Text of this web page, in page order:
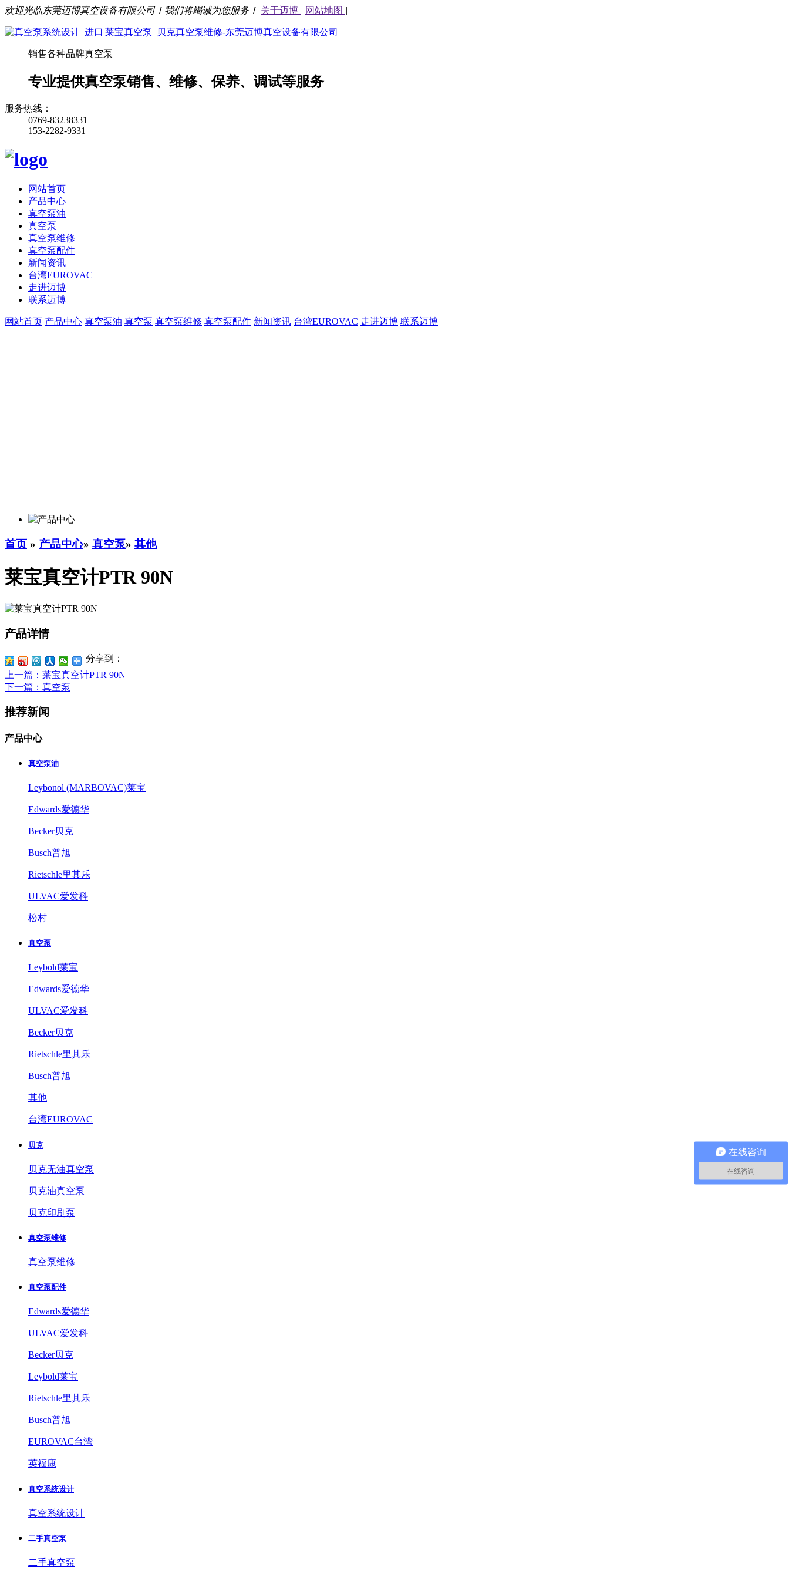
欢迎光临东莞迈博真空设备有限公司！我们将竭诚为您服务！ 关于迈博 | 网站地图 |
销售各种品牌真空泵
专业提供真空泵销售、维修、保养、调试等服务
服务热线：
0769-83238331
153-2282-9331
网站首页
产品中心
真空泵油
真空泵
真空泵维修
真空泵配件
新闻资讯
台湾EUROVAC
走进迈博
联系迈博
网站首页 产品中心 真空泵油 真空泵 真空泵维修 真空泵配件 新闻资讯 台湾EUROVAC 走进迈博 联系迈博
首页 » 产品中心» 真空泵» 其他
莱宝真空计PTR 90N
产品详情
分享到：
上一篇 ：莱宝真空计PTR 90N
下一篇 ：真空泵
推荐新闻
产品中心
真空泵油
Leybonol (MARBOVAC)莱宝
Edwards爱德华
Becker贝克
Busch普旭
Rietschle里其乐
ULVAC爱发科
松村
真空泵
Leybold莱宝
Edwards爱德华
ULVAC爱发科
Becker贝克
Rietschle里其乐
Busch普旭
其他
台湾EUROVAC
贝克
贝克无油真空泵
贝克油真空泵
贝克印刷泵
真空泵维修
真空泵维修
真空泵配件
Edwards爱德华
ULVAC爱发科
Becker贝克
Leybold莱宝
Rietschle里其乐
Busch普旭
EUROVAC台湾
英福康
真空系统设计
真空系统设计
二手真空泵
二手真空泵
在线咨询
在线咨询